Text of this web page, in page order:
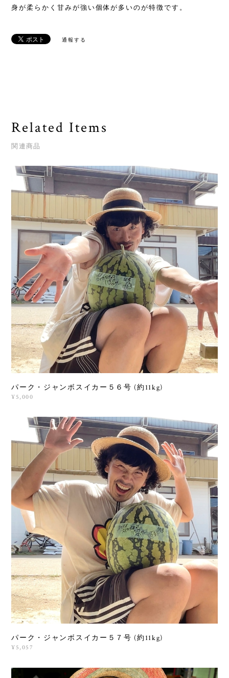
身が柔らかく甘みが強い個体が多いのが特徴です。
通報する
Related Items
関連商品
パーク・ジャンボスイカー５６号 (約11kg)
¥5,000
パーク・ジャンボスイカー５７号 (約11kg)
¥5,057